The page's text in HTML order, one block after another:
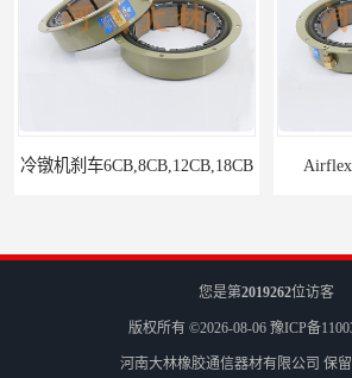
Airflex同等6CB200离
您是第2019262位访客
版权所有 ©2026-08-06 豫ICP备
河南大林橡胶通信器材有限公司 保